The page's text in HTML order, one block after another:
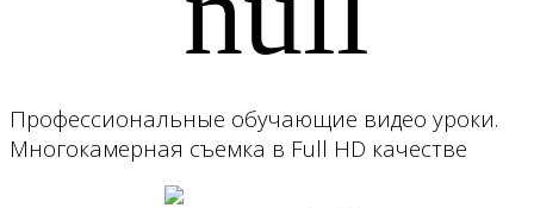
Профессиональные обучающие видео уроки.
Многокамерная съемка в Full HD качестве